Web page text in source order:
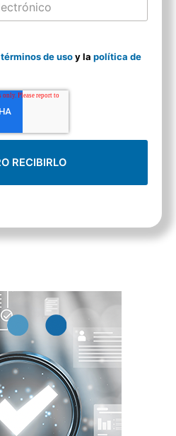
términos de usoy la política de